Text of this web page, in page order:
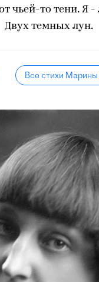
чьей-то тени. Я
Двух темных лун.
Все стихи